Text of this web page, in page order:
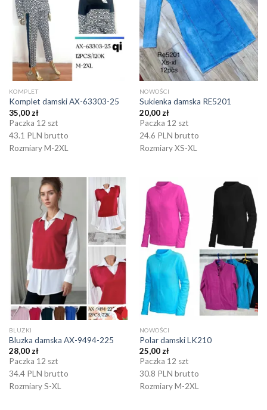
KOMPLET
Komplet damski AX-63303-25
35,00 zł
Paczka 12 szt
43.1 PLN brutto
Rozmiary M-2XL
NOWOŚCI
Sukienka damska RE5201
20,00 zł
Paczka 12 szt
24.6 PLN brutto
Rozmiary XS-XL
BLUZKI
Bluzka damska AX-9494-225
28,00zł
Paczka 12 szt
34.4 PLN brutto
Rozmiary S-XL
NOWOŚCI
Polar damski LK210
25,00zł
Paczka 12 szt
30.8 PLN brutto
Rozmiary M-2XL